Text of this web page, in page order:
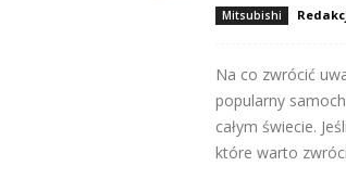
Mitsubishi
Na co zwrócić
popularny
całym świecie.
które warto